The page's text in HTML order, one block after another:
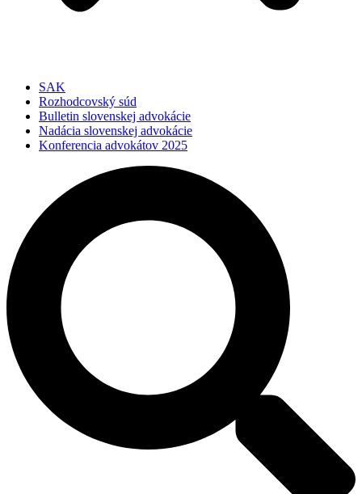
SAK
Rozhodcovský súd
Bulletin slovenskej advokácie
Nadácia slovenskej advokácie
Konferencia advokátov 2025